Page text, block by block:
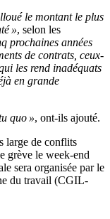
le montant le plus
», selon les
prochaines années
de contrats, ceux-
les rend inadéquats
en grande
quo », ont-ils ajouté.
large de conflits
grève le week-end
sera organisée par le
du travail (CGIL-